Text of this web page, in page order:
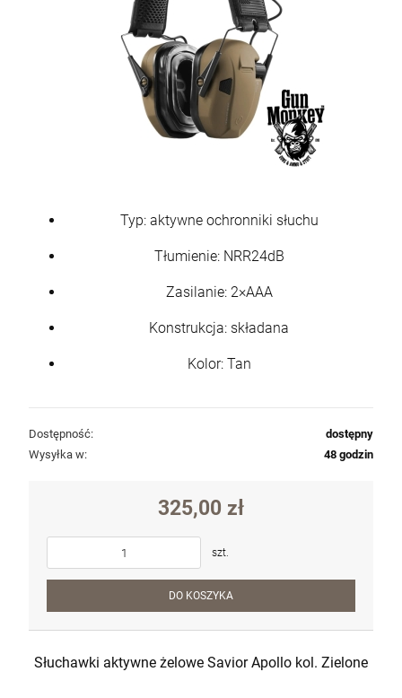
Typ: aktywne ochronniki słuchu
Tłumienie: NRR24dB
Zasilanie: 2×AAA
Konstrukcja: składana
Kolor: Tan
Dostępność:
dostępny
Wysyłka w:
48 godzin
325,00 zł
szt.
DO KOSZYKA
Słuchawki aktywne żelowe Savior Apollo kol. Zielone